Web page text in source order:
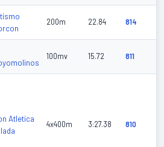
200m 22.84 814
100mv 15.72 811
Atletica
4x400m 3:27.38 810